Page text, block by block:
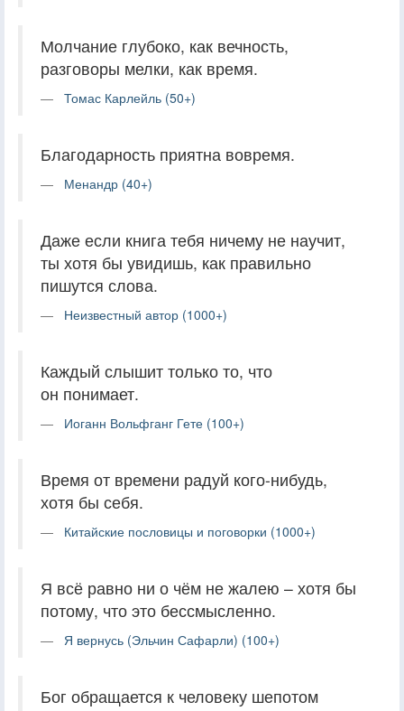
Молчание глубоко, как вечность,
разговоры мелки, как время.
Томас Карлейль (50+)
Благодарность приятна вовремя.
Менандр (40+)
Даже если книга тебя ничему не научит,
ты хотя бы увидишь, как правильно
пишутся слова.
Неизвестный автор (1000+)
Каждый слышит только то, что
он понимает.
Иоганн Вольфганг Гете (100+)
Время от времени радуй кого-нибудь,
хотя бы себя.
Китайские пословицы и поговорки (1000+)
Я всё равно ни о чём не жалею – хотя бы
потому, что это бессмысленно.
Я вернусь (Эльчин Сафарли) (100+)
Бог обращается к человеку шепотом